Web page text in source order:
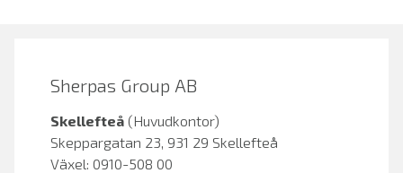
Sherpas Group AB
Skellefteå (Huvudkontor)
Skeppargatan 23, 931 29 Skellefteå
Växel: 0910-508 00